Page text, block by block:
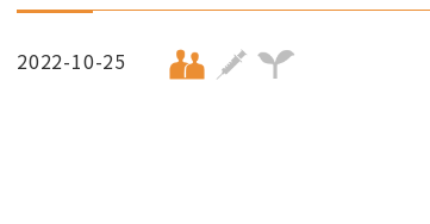
2022-10-25